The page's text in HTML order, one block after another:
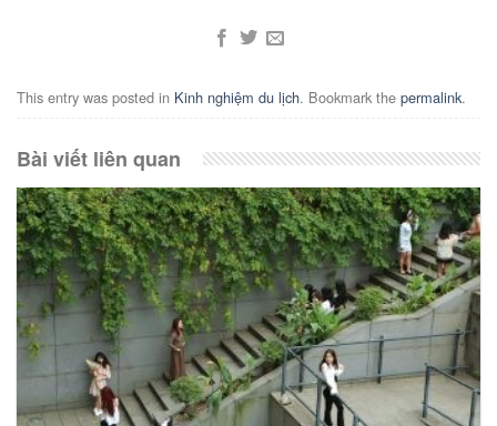
This entry was posted in Kinh nghiệm du lịch. Bookmark the permalink.
Bài viết liên quan